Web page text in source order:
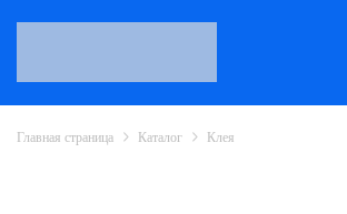
Главная страница Каталог Клея